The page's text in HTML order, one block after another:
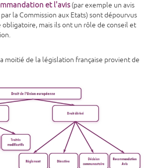
et l'avis(par exemple un avis
la Commission aux Etats) sont dépourvus
obligatoire, mais ils ont un rôle de conseil et
moitié de la législation française provient de